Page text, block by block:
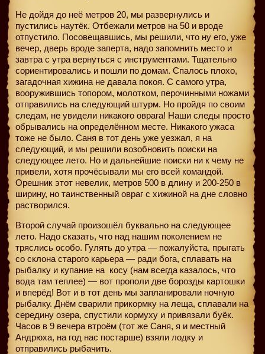
Не дойдя до неё метров 20, мы развернулись и
пустились наутёк. Отбежали метров на 50 и вроде
отпустило. Посовещавшись, мы решили, что ну его, уже
вечер, дверь вроде заперта, надо запомнить место и
завтра с утра вернуться с инструментами. Тщательно
сориентировались и пошли по домам. Спалось плохо,
загадочная хижина не давала покоя. С самого утра,
вооружившись топором, молотком, перочинными ножами
отправились на следующий штурм. Но пройдя по своим
следам, не увидели никакого оврага! Наши следы просто
обрывались на определённом месте. Никакого ужаса
тоже не было. Саня в тот день уже уезжал, я на
следующий, и мы решили возобновить поиски на
следующее лето. Но и дальнейшие поиски ни к чему не
привели, хотя прочёсывали мы его всей командой.
Орешник этот невелик, метров 500 в длину и 200-250 в
ширину, но таинственный овраг с хижиной на дне словно
растворился.
Второй случай произошёл буквально на следующее
лето. Надо сказать, что над нашим поколением не
тряслись особо. Гулять до утра — пожалуйста, прыгать
со склона старого карьера — ради бога, сплавать на
рыбалку и купание на косу (нам всегда казалось, что
вода там теплее) — вот прополи две борозды картошки
и вперёд! Вот и в тот день мы запланировали ночную
рыбалку. Днём сварили прикормку на леща, сплавали на
середину озера, спустили кормуху и привязали буёк.
Часов в 9 вечера втроём (тот же Саня, я и местный
Андрюха, на год нас постарше) взяли лодку и
отправились рыбачить.